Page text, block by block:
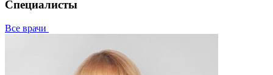
Специалисты
Все врачи